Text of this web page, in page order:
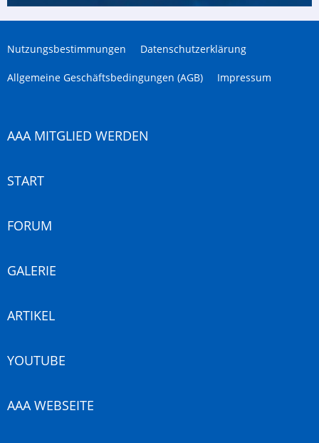
Nutzungsbestimmungen Datenschutzerklärung
Allgemeine Geschäftsbedingungen (AGB) Impressum
AAA MITGLIED WERDEN
START
FORUM
GALERIE
ARTIKEL
YOUTUBE
AAA WEBSEITE